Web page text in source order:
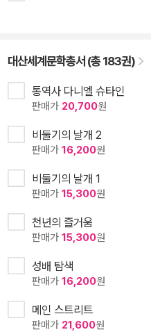
대산세계문학총서 (총 183권)
통역사 다니엘 슈타인
판매가 20,700원
비둘기의 날개 2
판매가 16,200원
비둘기의 날개 1
판매가 15,300원
천년의 즐거움
판매가 15,300원
성배 탐색
판매가 16,200원
메인 스트리트
판매가 21,600원